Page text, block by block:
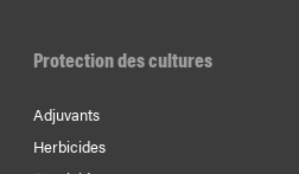
Protection des cultures
Adjuvants
Herbicides